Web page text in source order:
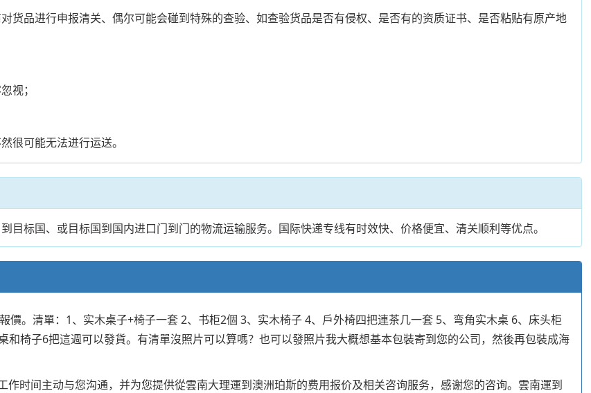
货品进行申报清关、偶尔可能会碰到特殊的查验、如查验货品是否有侵权、是否有的资质证书、是否粘贴有原产地
视；
很可能无法进行运送。
标国、或目标国到国内进口门到门的物流运输服务。国际快递专线有时效快、价格便宜、清关顺利等优点。
。清單：1、实木桌子+椅子一套 2、书柜2個 3、实木椅子 4、戶外椅四把連茶几一套 5、弯角实木桌 6、床头柜
椅子6把這週可以發貨。有清單沒照片可以算嗎？也可以發照片我大概想基本包裝寄到您的公司，然後再包裝成海
时间主动与您沟通，并为您提供從雲南大理運到澳洲珀斯的费用报价及相关咨询服务，感谢您的咨询。雲南運到